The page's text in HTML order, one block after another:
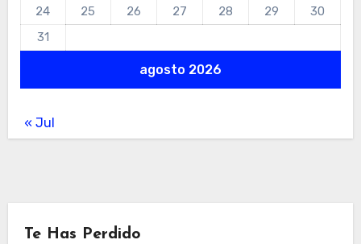
agosto 2026
24
25 26 27 28 29
30
31
« Jul
Te Has Perdido